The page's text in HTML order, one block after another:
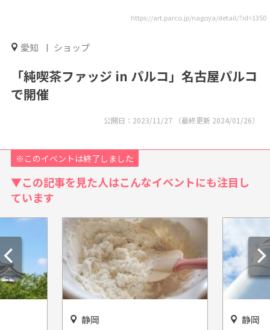
https://art.parco.jp/nagoya/detail/?id=1350
愛知 ショップ
「純喫茶ファッジ in パルコ」名古屋パルコ
で開催
公開日： 2023/11/27 （最終更新 2024/01/26）
※このイベントは終了しました
▼この記事を見た人はこんなイベントにも注目し
ています
静岡 愛知